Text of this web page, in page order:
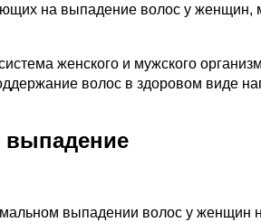
на выпадение волос у женщин,
женского и мужского
волос в здоровом виде
выпадение
выпадении волос у женщин